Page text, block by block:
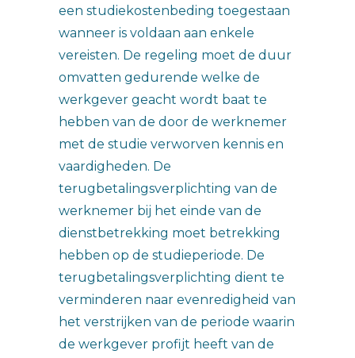
een studiekostenbeding toegestaan
wanneer is voldaan aan enkele
vereisten. De regeling moet de duur
omvatten gedurende welke de
werkgever geacht wordt baat te
hebben van de door de werknemer
met de studie verworven kennis en
vaardigheden. De
terugbetalingsverplichting van de
werknemer bij het einde van de
dienstbetrekking moet betrekking
hebben op de studieperiode. De
terugbetalingsverplichting dient te
verminderen naar evenredigheid van
het verstrijken van de periode waarin
de werkgever profijt heeft van de